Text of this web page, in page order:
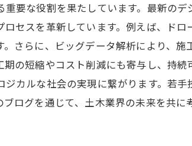
要な役割を果たしています。最新の
セスを革新しています。例えば、ド
さらに、ビッグデータ解析により、
の短縮やコスト削減にも寄与し、持
カルな社会の実現に繋がります。若
ログを通じて、土木業界の未来を共に